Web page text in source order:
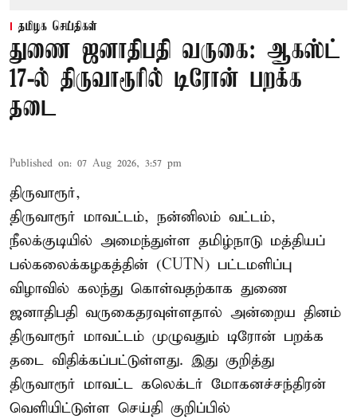
தமிழக செய்திகள்
துணை ஜனாதிபதி வருகை: ஆகஸ்ட்
17-ல் திருவாரூரில் டிரோன் பறக்க
தடை
Published on: 07 Aug 2026, 3:57 pm
திருவாரூர்,
திருவாரூர் மாவட்டம், நன்னிலம் வட்டம்,
நீலக்குடியில் அமைந்துள்ள தமிழ்நாடு மத்தியப்
பல்கலைக்கழகத்தின் (CUTN) பட்டமளிப்பு
விழாவில் கலந்து கொள்வதற்காக துணை
ஜனாதிபதி வருகைதரவுள்ளதால் அன்றைய தினம்
திருவாரூர் மாவட்டம் முழுவதும் டிரோன் பறக்க
தடை விதிக்கப்பட்டுள்ளது. இது குறித்து
திருவாரூர் மாவட்ட கலெக்டர் மோகனச்சந்திரன்
வெளியிட்டுள்ள செய்தி குறிப்பில்